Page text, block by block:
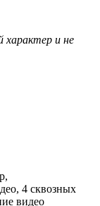
характер и не
4 сквозных
видео